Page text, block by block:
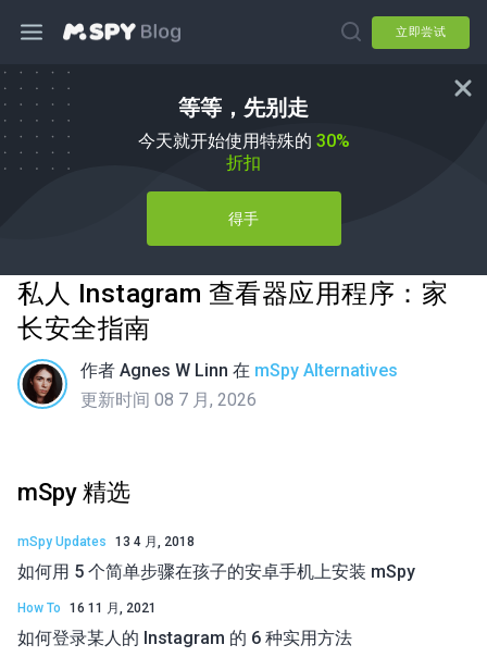
立即尝试
等等，先别走
今天就开始使用特殊的 30%
折扣
得手
私人 Instagram 查看器应用程序：家
长安全指南
作者 Agnes W Linn 在 mSpy Alternatives
更新时间 08 7 月, 2026
mSpy 精选
mSpy Updates 13 4 月, 2018
如何用 5 个简单步骤在孩子的安卓手机上安装 mSpy
How To 16 11 月, 2021
如何登录某人的 Instagram 的 6 种实用方法